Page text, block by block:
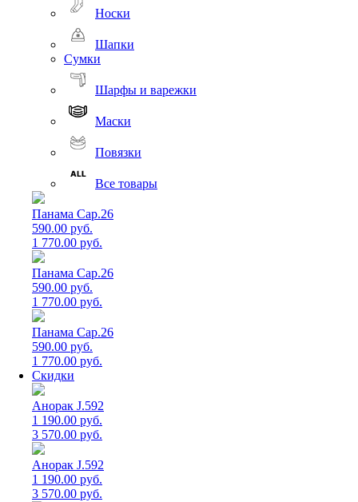
Носки
Шапки
Сумки
Шарфы и варежки
Маски
Повязки
Все товары
Панама Cap.26
590.00 руб.
1 770.00 руб.
Панама Cap.26
590.00 руб.
1 770.00 руб.
Панама Cap.26
590.00 руб.
1 770.00 руб.
Скидки
Анорак J.592
1 190.00 руб.
3 570.00 руб.
Анорак J.592
1 190.00 руб.
3 570.00 руб.